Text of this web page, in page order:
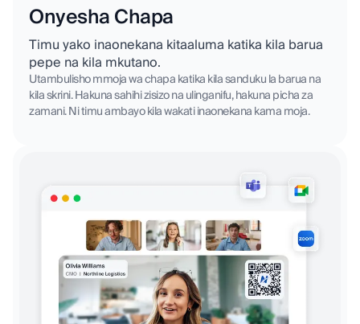
Onyesha Chapa
Timu yako inaonekana kitaaluma katika kila barua
pepe na kila mkutano.
Utambulisho mmoja wa chapa katika kila sanduku la barua na
kila skrini. Hakuna sahihi zisizo na ulinganifu, hakuna picha za
zamani. Ni timu ambayo kila wakati inaonekana kama moja.